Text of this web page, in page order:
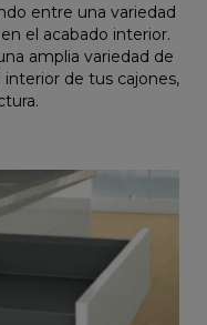
entre una variedad
el acabado interior.
amplia variedad de
interior de tus cajones,